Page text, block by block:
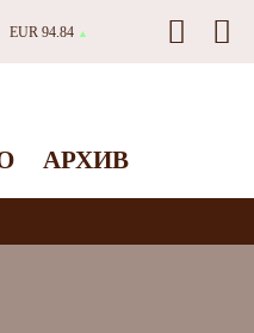
EUR 94.84 ▲
АРХИВ